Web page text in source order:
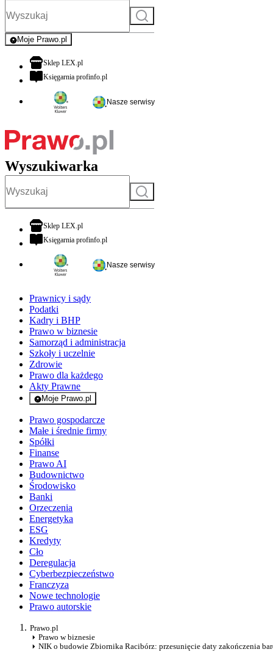
Szukaj
Moje Prawo.pl
- rejestracja i logowanie do serwisu
Sklep LEX.plotwiera się w nowej karcie
Księgarnia profinfo.plotwiera się w nowej karcie
Nasze serwisy
Wyszukiwarka
Szukaj
Sklep LEX.plotwiera się w nowej karcie
Księgarnia profinfo.plotwiera się w nowej karcie
Nasze serwisy
Prawnicy i sądy
Podatki
Kadry i BHP
Prawo w biznesie
Samorząd i administracja
Szkoły i uczelnie
Zdrowie
Prawo dla każdego
Akty Prawne
Moje Prawo.pl
- rejestracja i logowanie do serwisu
Prawo gospodarcze
Małe i średnie firmy
Spółki
Finanse
Prawo AI
Budownictwo
Środowisko
Banki
Orzeczenia
Energetyka
ESG
Kredyty
Cło
Deregulacja
Cyberbezpieczeństwo
Franczyza
Nowe technologie
Prawo autorskie
Prawo.pl
Prawo w biznesie
NIK o budowie Zbiornika Racibórz: przesunięcie daty zakończenia